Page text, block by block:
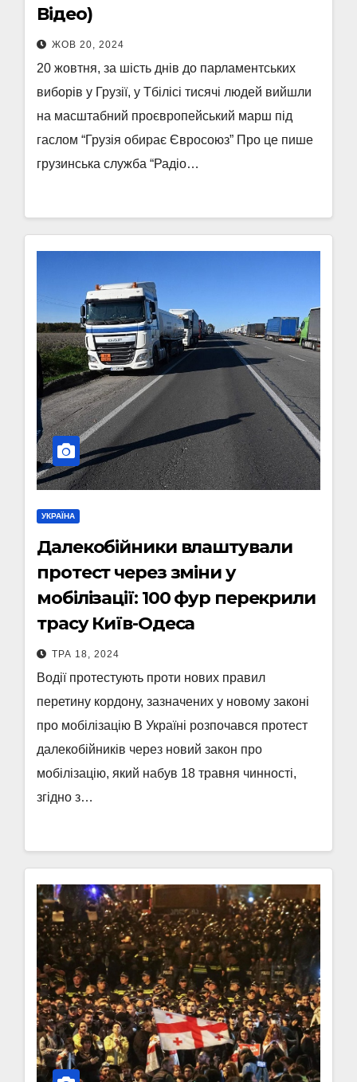
Відео)
ЖОВ 20, 2024
20 жовтня, за шість днів до парламентських
виборів у Грузії, у Тбілісі тисячі людей вийшли
на масштабний проєвропейський марш під
гаслом “Грузія обирає Євросоюз” Про це пише
грузинська служба “Радіо…
УКРАЇНА
Далекобійники влаштували
протест через зміни у
мобілізації: 100 фур перекрили
трасу Київ-Одеса
ТРА 18, 2024
Водії протестують проти нових правил
перетину кордону, зазначених у новому законі
про мобілізацію В Україні розпочався протест
далекобійників через новий закон про
мобілізацію, який набув 18 травня чинності,
згідно з…